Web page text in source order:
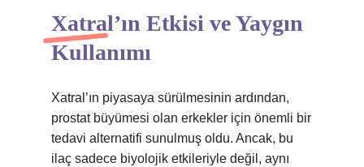
Xatral’ın Etkisi ve Yaygın
Kullanımı
Xatral’ın piyasaya sürülmesinin ardından,
prostat büyümesi olan erkekler için önemli bir
tedavi alternatifi sunulmuş oldu. Ancak, bu
ilaç sadece biyolojik etkileriyle değil, aynı